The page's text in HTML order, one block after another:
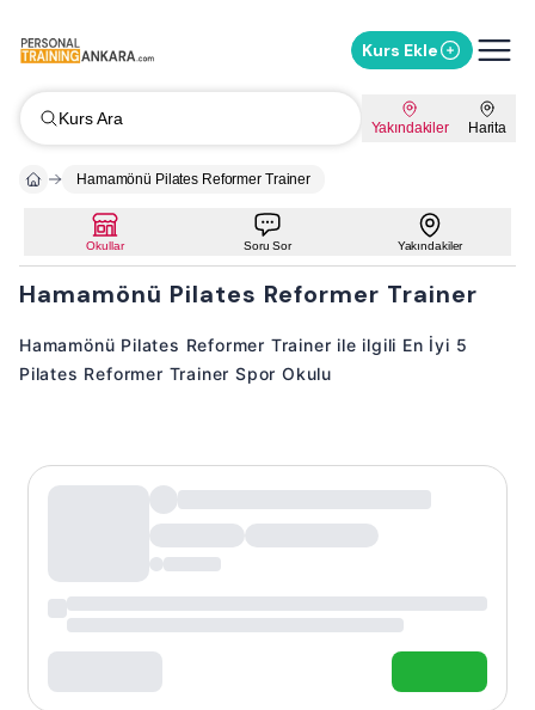
Kurs Ekle
Kurs Ara Yakındakiler Harita
Hamamönü Pilates Reformer Trainer
Okullar Soru Sor Yakındakiler
Hamamönü Pilates Reformer Trainer
Hamamönü Pilates Reformer Trainer ile ilgili En İyi 5
Pilates Reformer Trainer Spor Okulu